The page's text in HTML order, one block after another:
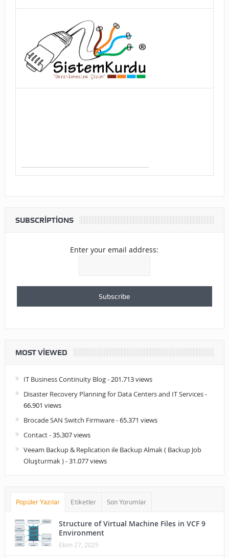
SUBSCRIPTIONS
Enter your email address:
MOST VIEWED
IT Business Continuity Blog- 201.713 views
Disaster Recovery Planning for Data Centers and IT Services-
66.901 views
Brocade SAN Switch Firmware- 65.371 views
Contact- 35.307 views
Veeam Backup & Replication ile Backup Almak ( Backup Job
Oluşturmak )- 31.077 views
Popüler Yazılar Etiketler Son Yorumlar
Structure of Virtual Machine Files in VCF 9
Environment
Ekim 27, 2025